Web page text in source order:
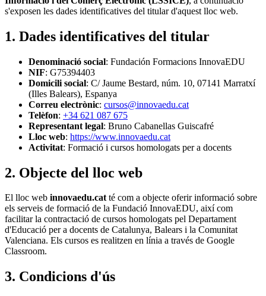
s'exposen les dades identificatives del titular d'aquest lloc web.
1. Dades identificatives del titular
Denominació social: Fundación Formacions InnovaEDU
NIF: G75394403
Domicili social: C/ Jaume Bestard, núm. 10, 07141 Marratxí
(Illes Balears), Espanya
Correu electrònic: cursos@innovaedu.cat
Telèfon: +34 621 087 675
Representant legal: Bruno Cabanellas Guiscafré
Lloc web: https://www.innovaedu.cat
Activitat: Formació i cursos homologats per a docents
2. Objecte del lloc web
El lloc web innovaedu.catté com a objecte oferir informació sobre
els serveis de formació de la Fundació InnovaEDU, així com
facilitar la contractació de cursos homologats pel Departament
d'Educació per a docents de Catalunya, Balears i la Comunitat
Valenciana. Els cursos es realitzen en línia a través de Google
Classroom.
3. Condicions d'ús